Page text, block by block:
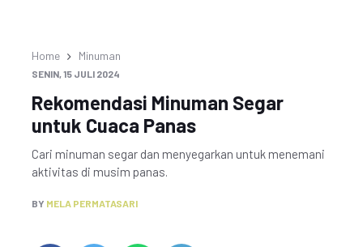
Home Minuman
SENIN, 15 JULI 2024
Rekomendasi Minuman Segar
untuk Cuaca Panas
Cari minuman segar dan menyegarkan untuk menemani
aktivitas di musim panas.
BY MELA PERMATASARI